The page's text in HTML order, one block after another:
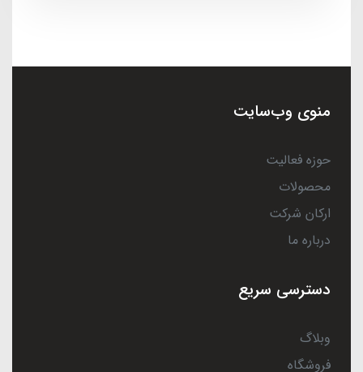
منوی وب‌سایت
حوزه فعالیت
محصولات
ارکان شرکت
درباره ما
دسترسی سریع
وبلاگ
فروشگاه